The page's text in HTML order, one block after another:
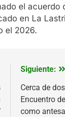
el
en La
el 2026.
Siguiente:
Cerca de
Encuentro
como